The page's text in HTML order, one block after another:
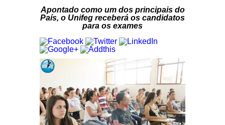
Apontado como um dos principais do
País, o Unifeg receberá os candidatos
para os exames